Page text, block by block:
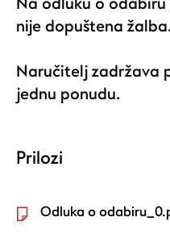
nije dopuštena žalba.
Naručitelj zadržava
jednu ponudu.
Prilozi
Odluka o